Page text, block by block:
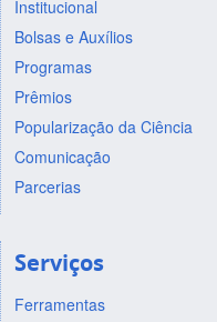
Institucional
Bolsas e Auxílios
Programas
Prêmios
Popularização da Ciência
Comunicação
Parcerias
Serviços
Ferramentas